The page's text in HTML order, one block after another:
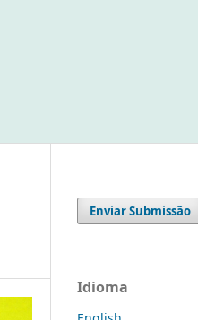
Enviar Submissão
Idioma